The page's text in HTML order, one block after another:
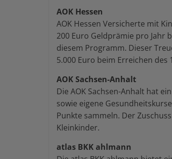
AOK Hessen
AOK Hessen Versicherte mit
200 Euro Geldprämie pro Jahr
diesem Programm. Dieser
5.000 Euro beim Erreichen
AOK Sachsen-Anhalt
Die AOK Sachsen-Anhalt hat
sowie eigene
Punkte sammeln. Der
Kleinkinder.
atlas BKK ahlmann